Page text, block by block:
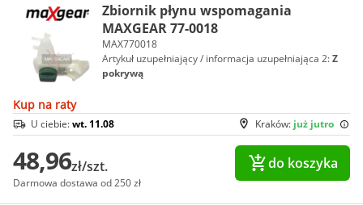
Zbiornik płynu wspomagania
MAXGEAR 77-0018
MAX770018
Artykuł uzupełniający / informacja uzupełniająca 2:Z
pokrywą
Kup na raty
Kraków: już jutro
U ciebie:wt. 11.08
48,96zł/szt.
Darmowa dostawa od 250 zł
do koszyka